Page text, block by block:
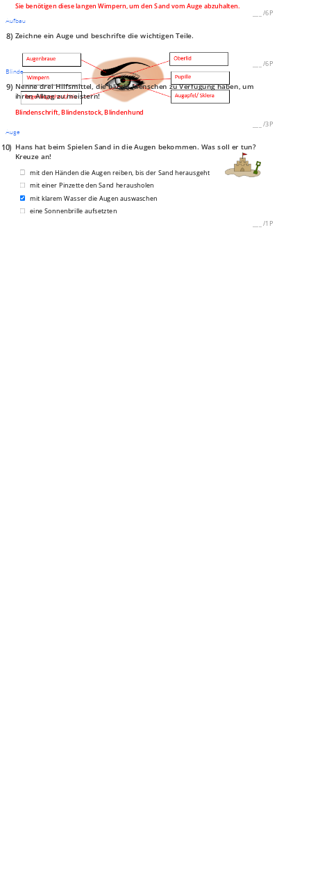
Sie benötigen diese langen Wimpern, um den Sand vom Auge abzuhalten.
/6P
Aufbau
8) Zeichne ein Auge und beschrifte die wichtigen Teile.
/6P
Blinde
9) Nenne drei Hilfsmittel, die blinde Menschen zu Verfügung haben, um
ihren Alltag zu meistern!
Blindenschrift, Blindenstock, Blindenhund
/3P
Auge
10) Hans hat beim Spielen Sand in die Augen bekommen. Was soll er tun?
Kreuze an!
mit den Händen die Augen reiben, bis der Sand herausgeht
mit einer Pinzette den Sand herausholen
mit klarem Wasser die Augen auswaschen
eine Sonnenbrille aufsetzten
/1P